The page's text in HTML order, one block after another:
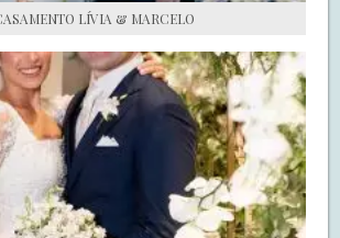
LÍVIA & MARCELO